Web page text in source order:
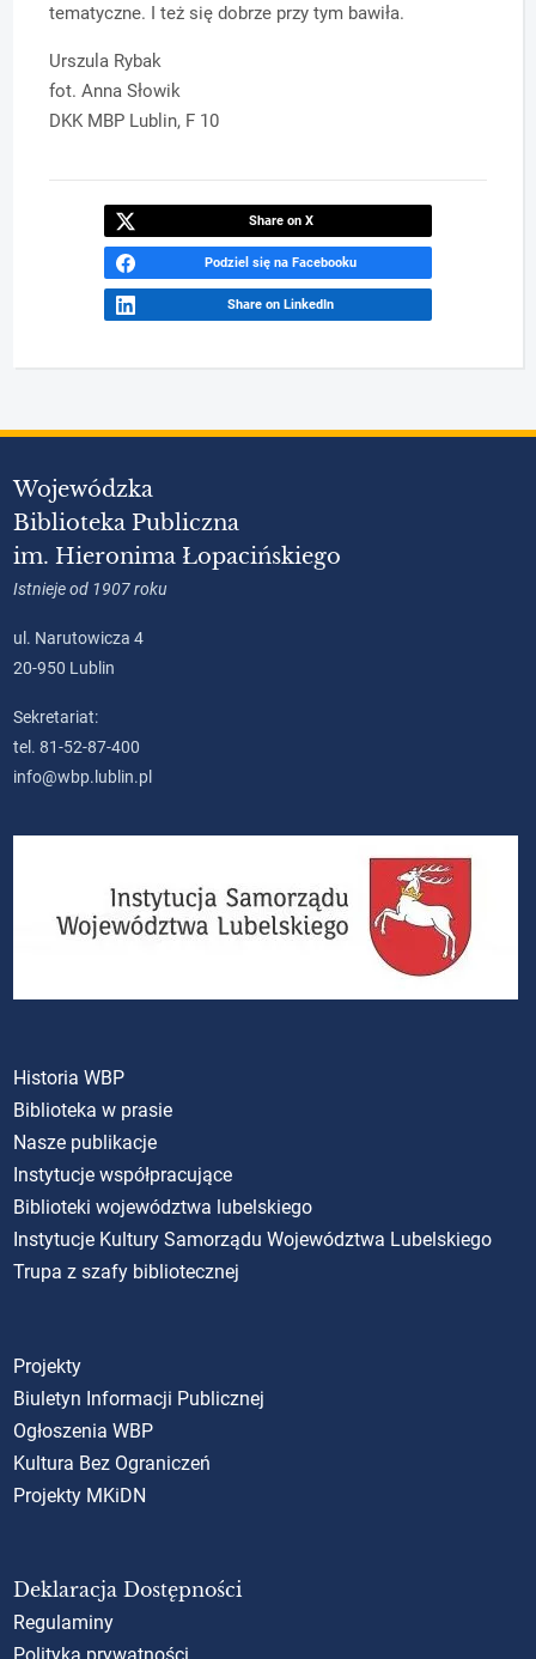
tematyczne. I też się dobrze przy tym bawiła.
Urszula Rybak
fot. Anna Słowik
DKK MBP Lublin, F 10
Share on X
Podziel się na Facebooku
Share on LinkedIn
Wojewódzka
Biblioteka Publiczna
im. Hieronima Łopacińskiego
Istnieje od 1907 roku
ul. Narutowicza 4
20-950 Lublin
Sekretariat:
tel. 81-52-87-400
info@wbp.lublin.pl
Historia WBP
Biblioteka w prasie
Nasze publikacje
Instytucje współpracujące
Biblioteki województwa lubelskiego
Instytucje Kultury Samorządu Województwa Lubelskiego
Trupa z szafy bibliotecznej
Projekty
Biuletyn Informacji Publicznej
Ogłoszenia WBP
Kultura Bez Ograniczeń
Projekty MKiDN
Deklaracja Dostępności
Regulaminy